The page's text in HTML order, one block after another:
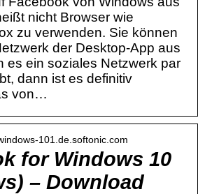
nicht Browser wie
zu verwenden. Sie können
der Desktop-App aus
es ein soziales Netzwerk par
dann ist es definitiv
von…
101.de.softonic.com
for Windows 10
– Download